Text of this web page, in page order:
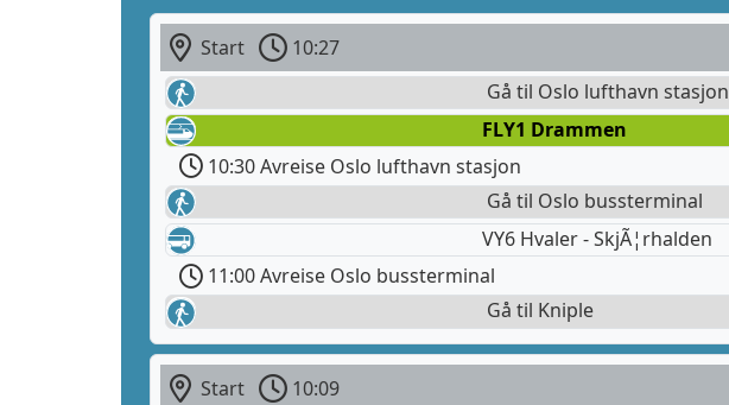
Start 10:27
Gå til Oslo lufthavn stasjon
FLY1 Drammen
10:30 Avreise Oslo lufthavn stasjon
Gå til Oslo bussterminal
VY6 Hvaler - SkjÃ¦rhalden
11:00 Avreise Oslo bussterminal
Gå til Kniple
Start 10:09